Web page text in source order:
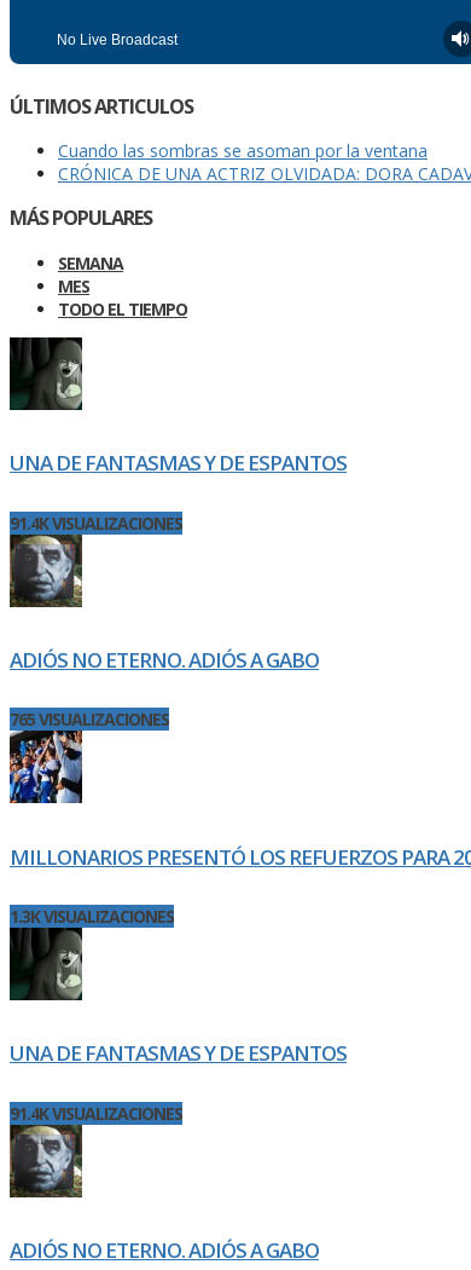
ÚLTIMOS ARTICULOS
Cuando las sombras se asoman por la ventana
CRÓNICA DE UNA ACTRIZ OLVIDADA: DORA
MÁS POPULARES
SEMANA
MES
TODO EL TIEMPO
UNA DE FANTASMAS Y DE ESPANTOS
91.4K VISUALIZACIONES
ADIÓS NO ETERNO. ADIÓS A GABO
765 VISUALIZACIONES
MILLONARIOS PRESENTÓ LOS REFUERZOS PARA
1.3K VISUALIZACIONES
UNA DE FANTASMAS Y DE ESPANTOS
91.4K VISUALIZACIONES
ADIÓS NO ETERNO. ADIÓS A GABO